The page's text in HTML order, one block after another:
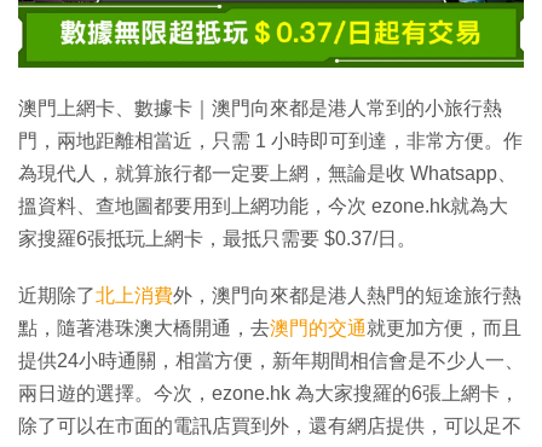
澳門上網卡、數據卡｜澳門向來都是港人常到的小旅行熱
門，兩地距離相當近，只需 1 小時即可到達，非常方便。作
為現代人，就算旅行都一定要上網，無論是收 Whatsapp、
搵資料、查地圖都要用到上網功能，今次 ezone.hk就為大
家搜羅6張抵玩上網卡，最抵只需要 $0.37/日。
近期除了北上消費外，澳門向來都是港人熱門的短途旅行熱
點，隨著港珠澳大橋開通，去澳門的交通就更加方便，而且
提供24小時通關，相當方便，新年期間相信會是不少人一、
兩日遊的選擇。今次，ezone.hk 為大家搜羅的6張上網卡，
除了可以在市面的電訊店買到外，還有網店提供，可以足不